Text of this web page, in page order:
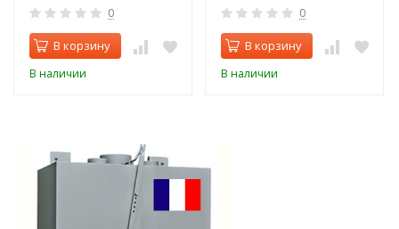
0
В корзину
В наличии
0
В корзину
В наличии